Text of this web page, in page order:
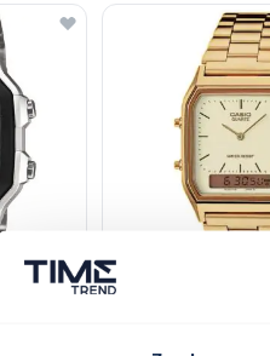
karuzeli jest możliwe za
karuzeli